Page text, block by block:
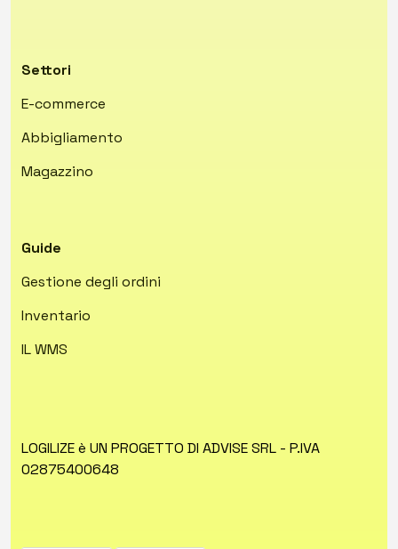
Settori
E-commerce
Abbigliamento
Magazzino
Guide
Gestione degli ordini
Inventario
IL WMS
LOGILIZE è UN PROGETTO DI ADVISE SRL - P.IVA
02875400648